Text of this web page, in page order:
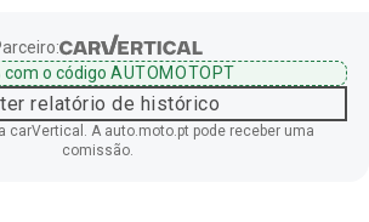
com o código AUTOMOTOPT
relatório de histórico
carVertical. A auto.moto.pt pode receber uma
comissão.